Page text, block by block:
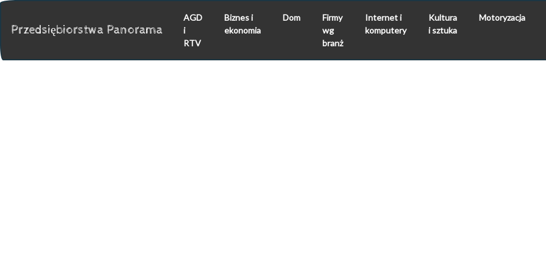
Przedsiębiorstwa Panorama
AGD
i
RTV
Biznes i
ekonomia
Dom
Firmy
wg
branż
Internet i
komputery
Kultura
i sztuka
Motoryzacja